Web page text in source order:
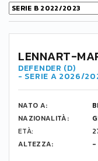
LENNART-
DEFENDER (D)
- SERIE A 2026/
NATO A:
NAZIONALITÀ:
ETÀ:
ALTEZZA:
-